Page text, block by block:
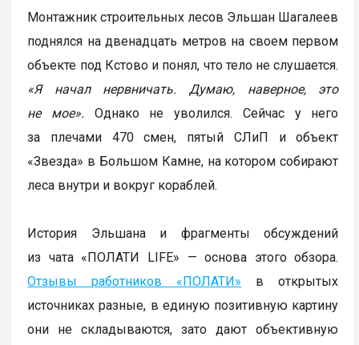
Монтажник строительных лесов Эльшан Шагалеев
поднялся на двенадцать метров на своем первом
объекте под Кстово и понял, что тело не слушается.
«Я начал нервничать. Думаю, наверное, это
не мое». Однако не уволился. Сейчас у него
за плечами 470 смен, пятый СЛиП и объект
«Звезда» в Большом Камне, на котором собирают
леса внутри и вокруг кораблей.
История Эльшана и фрагменты обсуждений
из чата «ПОЛАТИ LIFE» — основа этого обзора.
Отзывы работников «ПОЛАТИ» в открытых
источниках разные, в единую позитивную картину
они не складываются, зато дают объективную